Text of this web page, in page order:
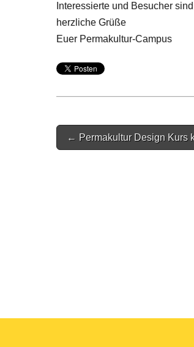
Interessierte und Besucher
herzliche Grüße
Euer Permakultur-Campus
Post
navigation
← Permakultur Design Kurs